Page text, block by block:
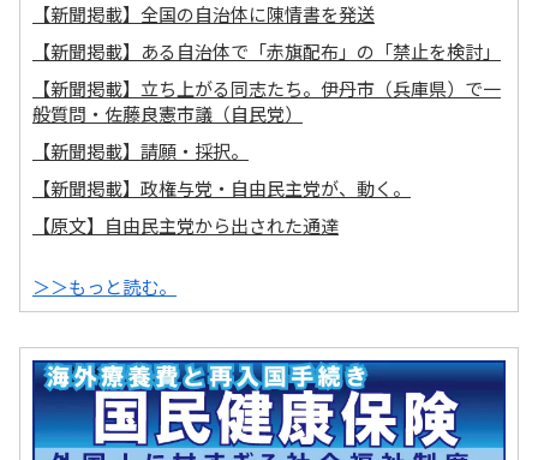
【新聞掲載】全国の自治体に陳情書を発送
【新聞掲載】ある自治体で「赤旗配布」の「禁止を検討」
【新聞掲載】立ち上がる同志たち。伊丹市（兵庫県）で一
般質問・佐藤良憲市議（自民党）
【新聞掲載】請願・採択。
【新聞掲載】政権与党・自由民主党が、動く。
【原文】自由民主党から出された通達
＞＞もっと読む。